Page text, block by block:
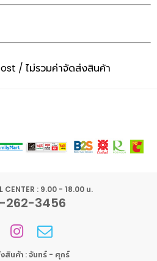
/ ไม่รวมค่าจัดส่งสินค้า
CENTER : 9.00 - 18.00 น.
262-3456
งสินค้า : จันทร์ - ศุกร์